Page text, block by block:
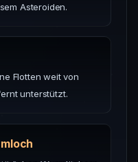
Asteroiden.
Flotten weit von
unterstützt.